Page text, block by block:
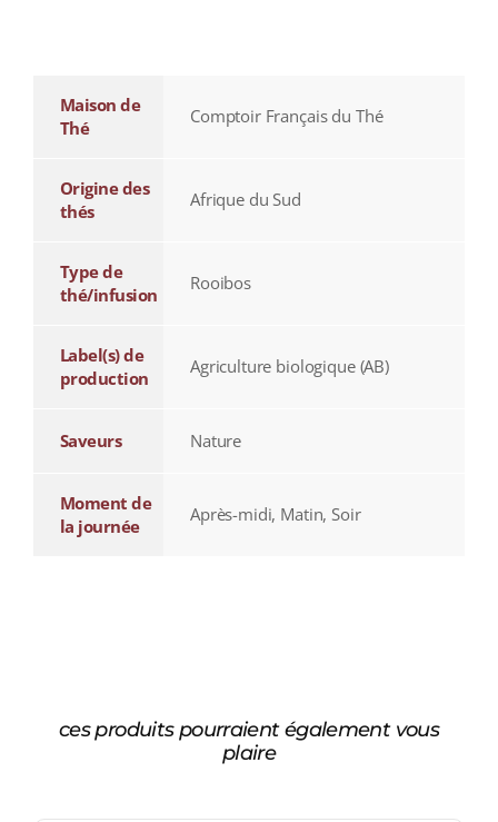
Maison de
Thé
Comptoir Français du Thé
Origine des
thés
Afrique du Sud
Type de
thé/infusion
Rooibos
Label(s) de
production
Agriculture biologique (AB)
Saveurs Nature
Moment de
la journée
Après-midi, Matin, Soir
ces produits pourraient également vous
plaire